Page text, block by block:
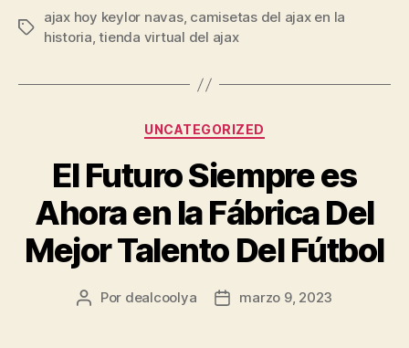
Etiquetas
ajax hoy keylor navas, camisetas del ajax en la
historia,tienda virtual del ajax
Categorías
UNCATEGORIZED
El Futuro Siempre es
Ahora en la Fábrica Del
Mejor Talento Del Fútbol
Autor
Por dealcoolya
Fechamarzo 9, 2023